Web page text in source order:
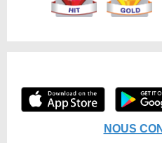
NOUS